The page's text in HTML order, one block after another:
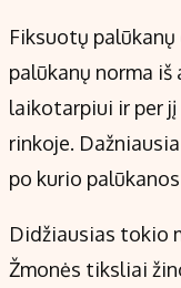
Fiksuotų
palūkanų norma
laikotarpiui ir per jį
rinkoje.
po kurio
Didžiausias tokio
Žmonės tiksliai